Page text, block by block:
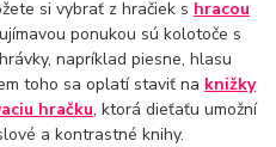
si vybrať z hračiek s hracou
ponukou sú kolotoče s
napríklad piesne, hlasu
toho sa oplatí staviť na knižky
hračku, ktorá dieťaťu umožní
a kontrastné knihy.